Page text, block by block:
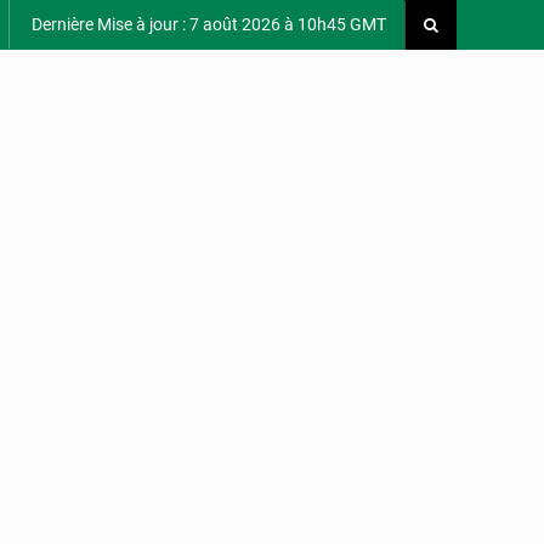
Dernière Mise à jour : 7 août 2026 à 10h45 GMT